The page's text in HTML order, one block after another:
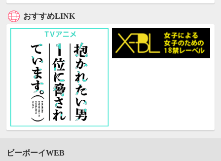
おすすめLINK
ビーボーイWEB